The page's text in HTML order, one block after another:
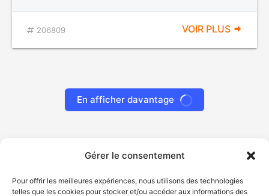
Gérer le consentement
Pour offrir les meilleures expériences, nous utilisons des technologies
telles que les cookies pour stocker et/ou accéder aux informations des
206809 VOIR PLUS
En afficher davantage